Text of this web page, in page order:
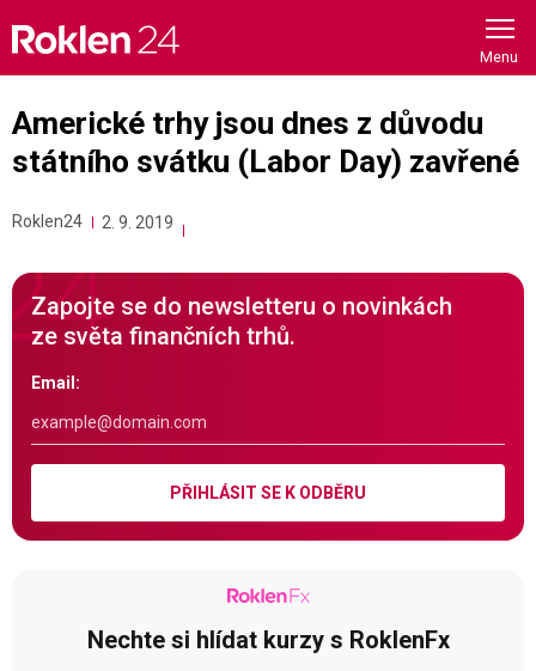
content
Americké trhy jsou dnes z důvodu
státního svátku (Labor Day) zavřené
Roklen24 2. 9. 2019
Zapojte se do newsletteru o novinkách
ze světa finančních trhů.
Email:
PŘIHLÁSIT SE K ODBĚRU
Nechte si hlídat kurzy s RoklenFx